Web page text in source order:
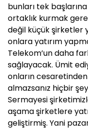
bunları tek
ortaklık kurmak
değil küçük şirketler
onlara yatırım
Telekom’un daha
sağlayacak. Ümit
onların
almazsanız hiçbir
Sermayesi
aşama şirketlere
geliştirmiş. Yani